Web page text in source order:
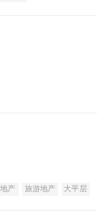
产 旅游地产 大平层